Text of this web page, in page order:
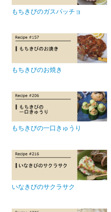
もちきびのガスパッチョ
もちきびのお焼き
もちきびの一口きゅうり
いなきびのサクラサク